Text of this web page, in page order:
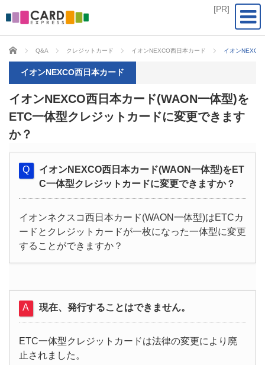
CARD EXPRESS
Q&A クレジットカード イオンNEXCO西日本カード イオンNEXCO
イオンNEXCO西日本カード
イオンNEXCO西日本カード(WAON一体型)を
ETC一体型クレジットカードに変更できます
か？
イオンNEXCO西日本カード(WAON一体型)をET
C一体型クレジットカードに変更できますか？
イオンネクスコ西日本カード(WAON一体型)はETCカ
ードとクレジットカードが一枚になった一体型に変更
することができますか？
現在、発行することはできません。
ETC一体型クレジットカードは法律の変更により廃
止されました。